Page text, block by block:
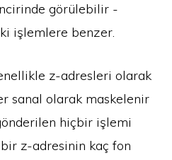
görülebilir -
işlemlere benzer.
z-adresleri olarak
sanal olarak maskelenir
hiçbir işlemi
z-adresinin kaç fon